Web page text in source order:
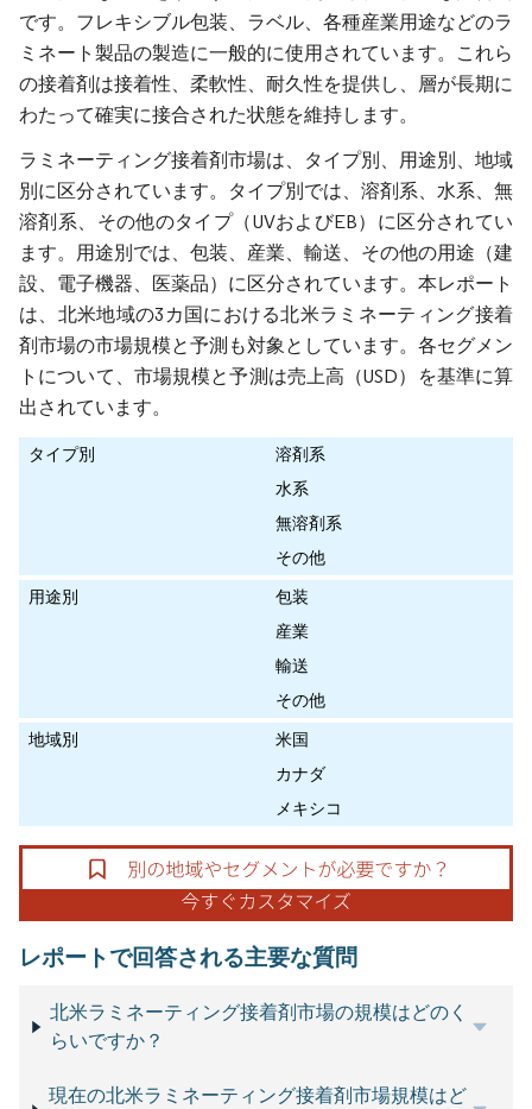
です。フレキシブル包装、ラベル、各種産業用途などのラ
ミネート製品の製造に一般的に使用されています。これら
の接着剤は接着性、柔軟性、耐久性を提供し、層が長期に
わたって確実に接合された状態を維持します。
ラミネーティング接着剤市場は、タイプ別、用途別、地域
別に区分されています。タイプ別では、溶剤系、水系、無
溶剤系、その他のタイプ（UVおよびEB）に区分されてい
ます。用途別では、包装、産業、輸送、その他の用途（建
設、電子機器、医薬品）に区分されています。本レポート
は、北米地域の3カ国における北米ラミネーティング接着
剤市場の市場規模と予測も対象としています。各セグメン
トについて、市場規模と予測は売上高（USD）を基準に算
出されています。
タイプ別
溶剤系
水系
無溶剤系
その他
用途別
包装
産業
輸送
その他
地域別
米国
カナダ
メキシコ
レポートで回答される主要な質問
北米ラミネーティング接着剤市場の規模はどのく
らいですか？
現在の北米ラミネーティング接着剤市場規模はど